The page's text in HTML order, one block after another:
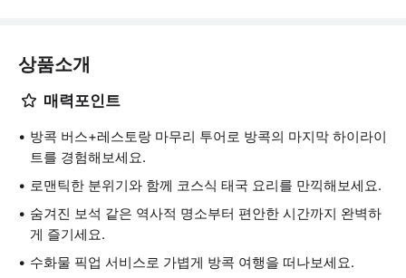
상품소개
매력포인트
방콕 버스+레스토랑 마무리 투어로 방콕의 마지막 하이라이
트를 경험해보세요.
로맨틱한 분위기와 함께 코스식 태국 요리를 만끽해보세요.
숨겨진 보석 같은 역사적 명소부터 편안한 시간까지 완벽하
게 즐기세요.
수화물 픽업 서비스로 가볍게 방콕 여행을 떠나보세요.